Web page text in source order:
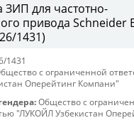
ЗИП для частотно-
привода Schneider
1431)
1431
с ограниченной
Оперейтинг Компани"
Общество с
"ЛУКОЙЛ Узбекистан